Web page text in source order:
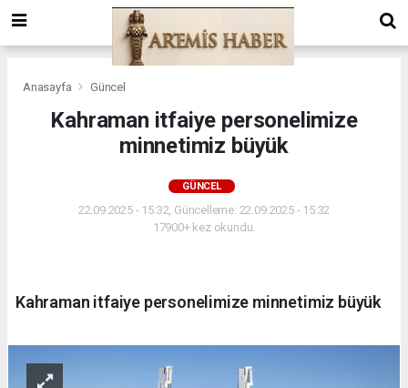
Anasayfa Güncel
Kahraman itfaiye personelimize
minnetimiz büyük
GÜNCEL
22.09.2025 - 15:32, Güncelleme: 22.09.2025 - 15:32
17900+ kez okundu.
Kahraman itfaiye personelimize minnetimiz büyük